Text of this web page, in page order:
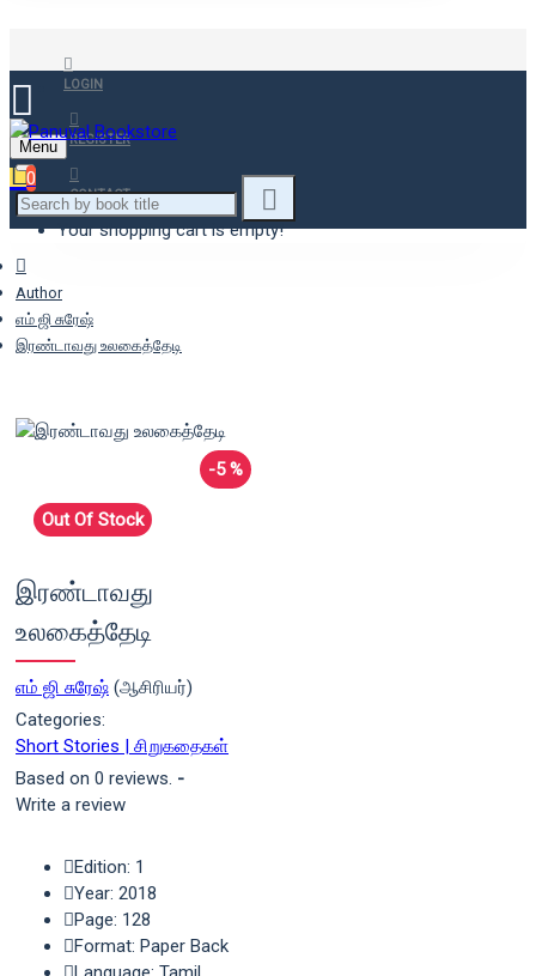
LOGIN
REGISTER
CONTACT
Menu
0
Your shopping cart is empty!
Author
எம் ஜி சுரேஷ்
இரண்டாவது உலகைத்தேடி
-5 %
Out Of Stock
இரண்டாவது
உலகைத்தேடி
எம் ஜி சுரேஷ் (ஆசிரியர்)
Categories:
Short Stories | சிறுகதைகள்
Based on 0 reviews. -
Write a review
Edition: 1
Year: 2018
Page: 128
Format: Paper Back